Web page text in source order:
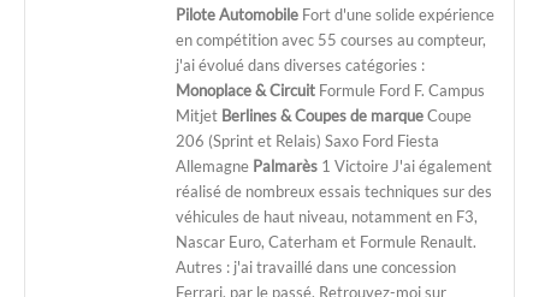
Pilote Automobile Fort d'une solide expérience
en compétition avec 55 courses au compteur,
j'ai évolué dans diverses catégories :
Monoplace & Circuit Formule Ford F. Campus
Mitjet Berlines & Coupes de marqueCoupe
206 (Sprint et Relais) Saxo Ford Fiesta
Allemagne Palmarès 1 Victoire J'ai également
réalisé de nombreux essais techniques sur des
véhicules de haut niveau, notamment en F3,
Nascar Euro, Caterham et Formule Renault.
Autres : j'ai travaillé dans une concession
Ferrari, par le passé. Retrouvez-moi sur